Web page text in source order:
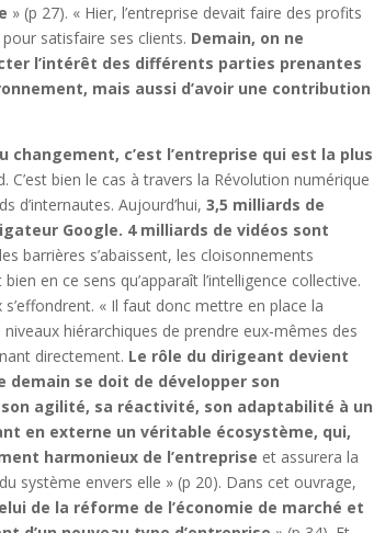
» (p 27). « Hier, l’entreprise devait faire des profits
satisfaire ses clients. Demain, on ne
l’intérêt des différents parties prenantes
mais aussi d’avoir une contribution
changement, c’est l’entreprise qui est la plus
C’est bien le cas à travers la Révolution numérique
d’internautes. Aujourd’hui,3,5 milliards de
Google. 4 milliards de vidéos sont
barrières s’abaissent, les cloisonnements
bien en ce sens qu’apparaît l’intelligence collective.
« Il faut donc mettre en place la
hiérarchiques de prendre eux-mêmes des
directement. Le rôle du dirigeant devient
demain se doit de développer son
agilité, sa réactivité, son adaptabilité à un
en externe un véritable écosystème, qui,
harmonieux de l’entreprise et assurera la
système envers elle » (p 20). Dans cet ouvrage,
de la réforme de l’économie de marché et